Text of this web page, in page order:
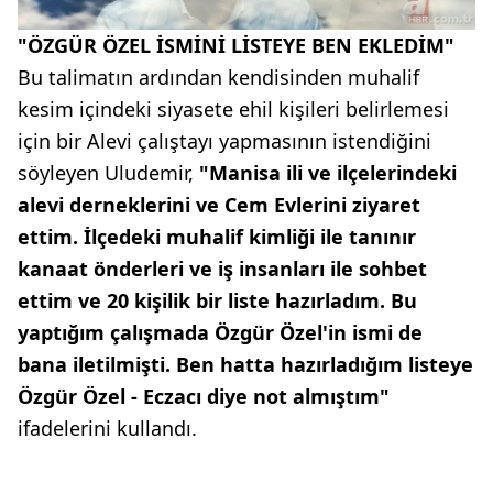
"ÖZGÜR ÖZEL İSMİNİ LİSTEYE BEN EKLEDİM"
Bu talimatın ardından kendisinden muhalif
kesim içindeki siyasete ehil kişileri belirlemesi
için bir Alevi çalıştayı yapmasının istendiğini
söyleyen Uludemir, "Manisa ili ve ilçelerindeki
alevi derneklerini ve Cem Evlerini ziyaret
ettim. İlçedeki muhalif kimliği ile tanınır
kanaat önderleri ve iş insanları ile sohbet
ettim ve 20 kişilik bir liste hazırladım. Bu
yaptığım çalışmada Özgür Özel'in ismi de
bana iletilmişti. Ben hatta hazırladığım listeye
Özgür Özel - Eczacı diye not almıştım"
ifadelerini kullandı.